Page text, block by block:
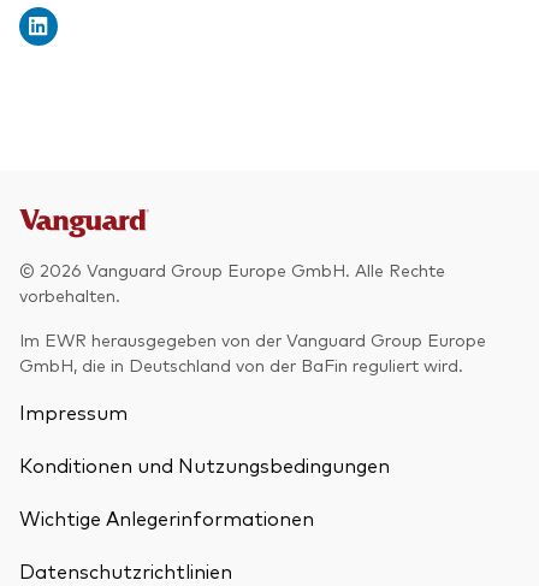
© 2026 Vanguard Group Europe GmbH. Alle Rechte
vorbehalten.
Im EWR herausgegeben von der Vanguard Group Europe
GmbH, die in Deutschland von der BaFin reguliert wird.
Impressum
Konditionen und Nutzungsbedingungen
Wichtige Anlegerinformationen
Datenschutzrichtlinien